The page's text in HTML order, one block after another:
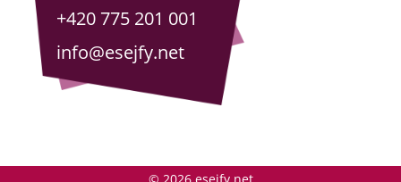
+420 775 201 001
info@esejfy.net